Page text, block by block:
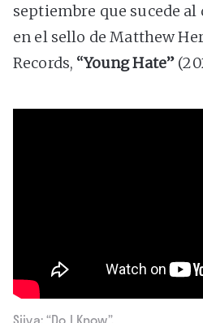
septiembre que sucede al
en el sello de Matthew
Records, “Young Hate”